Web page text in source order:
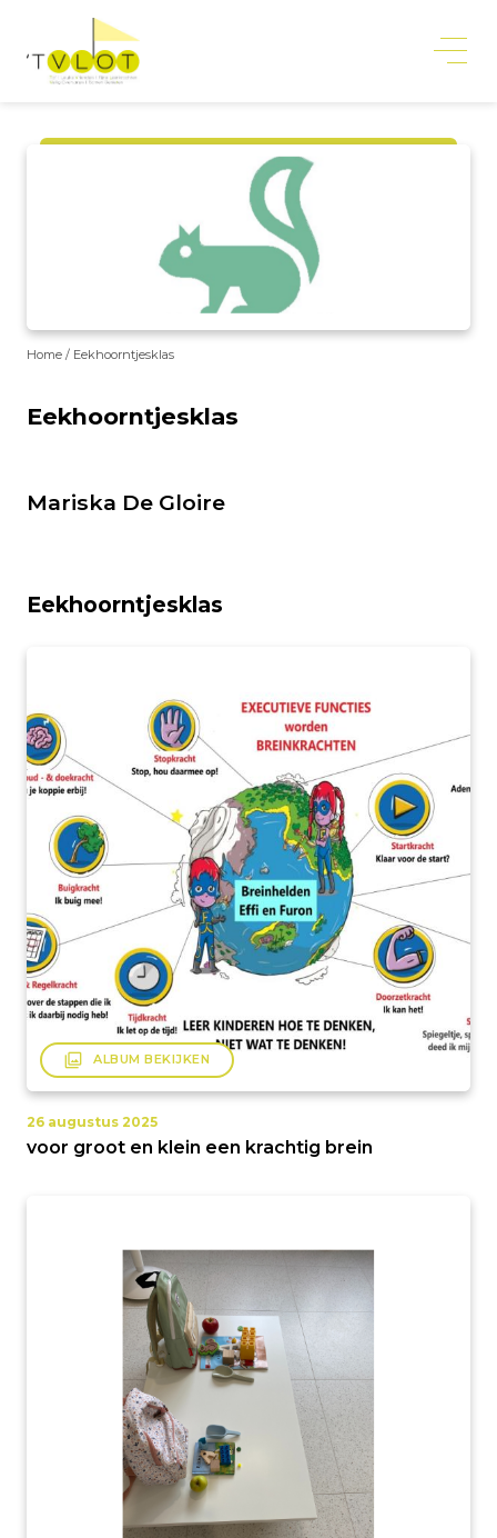
Home Eekhoorntjesklas
Eekhoorntjesklas
Mariska De Gloire
Eekhoorntjesklas
filter ALBUM BEKIJKEN
26 augustus 2025
voor groot en klein een krachtig brein